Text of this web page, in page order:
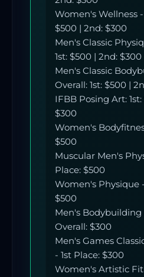
Women's Wellness -
$500 | 2nd: $300
Men's Classic
1st: $500 | 2nd: $300
Men's Classic
Overall: 1st: $500 |
IFBB Posing Art:
$300
Women's
$500
Muscular Men's
Place: $500
Women's Physique
$500
Men's Bodybuilding
Overall: $300
Men's Games
- 1st Place: $300
Women's Artistic